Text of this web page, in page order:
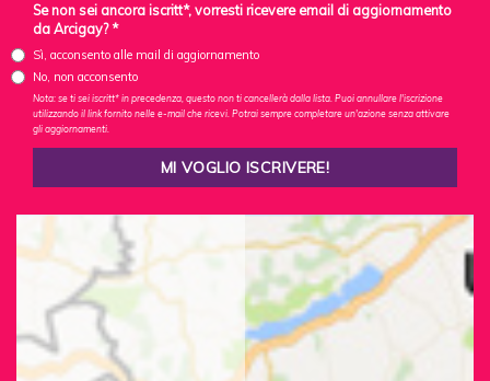
Se non sei ancora iscritt*, vorresti ricevere email di aggiornamento
da Arcigay? *
Sì, acconsento alle mail di aggiornamento
No, non acconsento
Nota: se ti sei iscritt* in precedenza, questo non ti cancellerà dalla lista. Puoi annullare l'iscrizione
utilizzando il link fornito nelle e-mail che ricevi. Potrai sempre completare un'azione senza attivare
gli aggiornamenti.